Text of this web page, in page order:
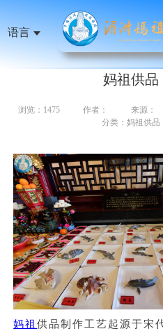
语言
妈祖供品
浏览：1475 作者： 来源：
分类：妈祖供品
妈祖供品制作工艺起源于宋